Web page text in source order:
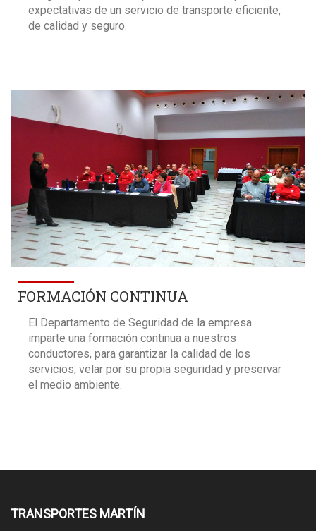
expectativas de un servicio de transporte eficiente,
de calidad y seguro.
FORMACIÓN CONTINUA
El Departamento de Seguridad de la empresa
imparte una formación continua a nuestros
conductores, para garantizar la calidad de los
servicios, velar por su propia seguridad y preservar
el medio ambiente.
TRANSPORTES MARTÍN